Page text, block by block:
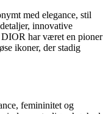
med elegance, stil
innovative
DIOR har været en pioner
ikoner, der stadig
femininitet og